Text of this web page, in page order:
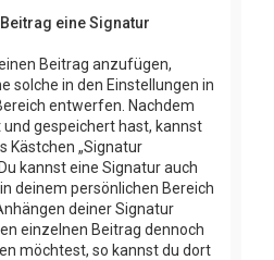
eine Signatur
Beitrag anzufügen,
solche in den Einstellungen in
entwerfen. Nachdem
gespeichert hast, kannst
Kästchen „Signatur
kannst eine Signatur auch
deinem persönlichen Bereich
deiner Signatur
einzelnen Beitrag dennoch
möchtest, so kannst du dort